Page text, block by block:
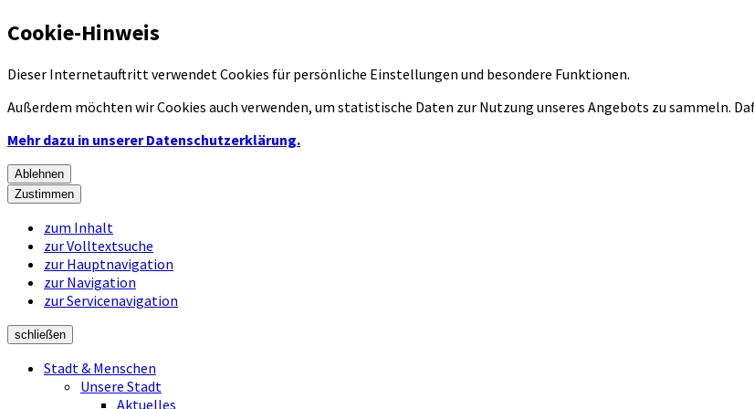
Cookie-Hinweis
Dieser Internetauftritt verwendet Cookies für persönliche Einstellungen und besondere Funktionen.
Außerdem möchten wir Cookies auch verwenden, um statistische Daten zur Nutzung unseres Angebots zu sammeln.
Mehr dazu in unserer Datenschutzerklärung.
Ablehnen
Zustimmen
zum Inhalt
zur Volltextsuche
zur Hauptnavigation
zur Navigation
zur Servicenavigation
schließen
Stadt & Menschen
Unsere Stadt
Aktuelles